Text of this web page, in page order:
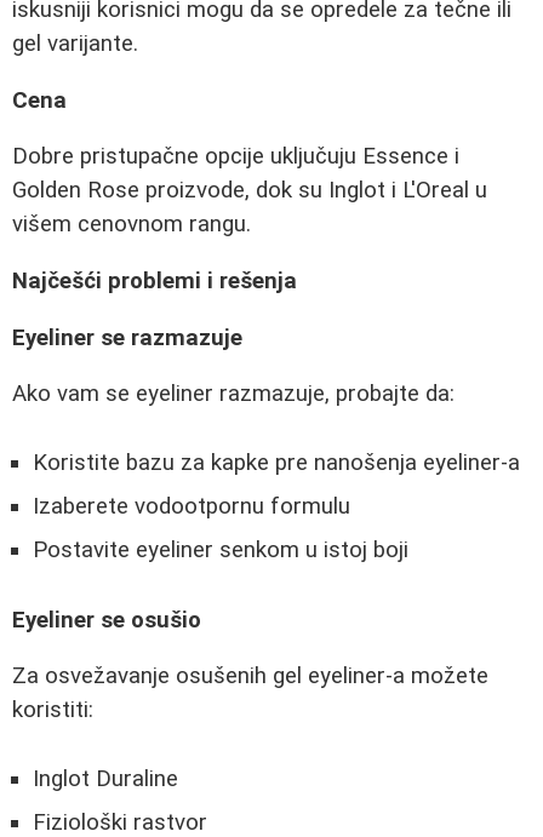
iskusniji korisnici mogu da se opredele za tečne ili
gel varijante.
Cena
Dobre pristupačne opcije uključuju Essence i
Golden Rose proizvode, dok su Inglot i L'Oreal u
višem cenovnom rangu.
Najčešći problemi i rešenja
Eyeliner se razmazuje
Ako vam se eyeliner razmazuje, probajte da:
Koristite bazu za kapke pre nanošenja eyeliner-a
Izaberete vodootpornu formulu
Postavite eyeliner senkom u istoj boji
Eyeliner se osušio
Za osvežavanje osušenih gel eyeliner-a možete
koristiti:
Inglot Duraline
Fiziološki rastvor